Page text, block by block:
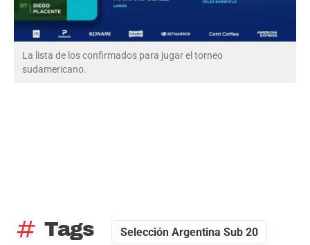
La lista de los confirmados para jugar el torneo
sudamericano.
tag Tags Selección Argentina Sub 20